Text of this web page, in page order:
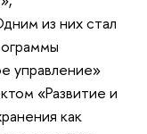
из них стал
управление»
«Развитие и
как